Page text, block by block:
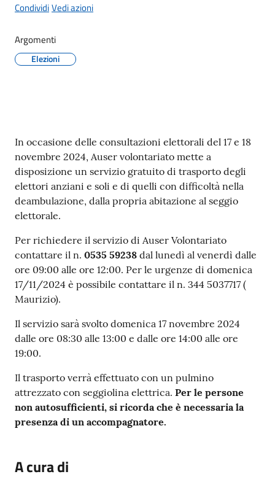
CondividiVedi azioni
Argomenti
Elezioni
Contenuto
In occasione delle consultazioni elettorali del 17 e 18
novembre 2024, Auser volontariato mette a
disposizione un servizio gratuito di trasporto degli
elettori anziani e soli e di quelli con difficoltà nella
deambulazione, dalla propria abitazione al seggio
elettorale.
Per richiedere il servizio di Auser Volontariato
contattare il n. 0535 59238 dal lunedì al venerdì dalle
ore 09:00 alle ore 12:00. Per le urgenze di domenica
17/11/2024 è possibile contattare il n. 344 5037717 (
Maurizio).
Il servizio sarà svolto domenica 17 novembre 2024
dalle ore 08:30 alle 13:00 e dalle ore 14:00 alle ore
19:00.
Il trasporto verrà effettuato con un pulmino
attrezzato con seggiolina elettrica. Per le persone
non autosufficienti, si ricorda che è necessaria la
presenza di un accompagnatore.
A cura di